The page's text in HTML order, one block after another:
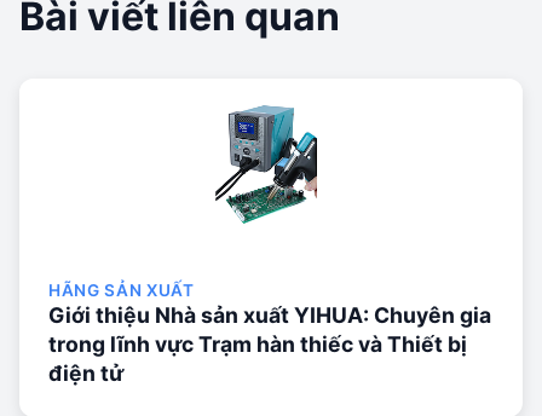
Bài viết liên quan
HÃNG SẢN XUẤT
Giới thiệu Nhà sản xuất YIHUA: Chuyên gia
trong lĩnh vực Trạm hàn thiếc và Thiết bị
điện tử